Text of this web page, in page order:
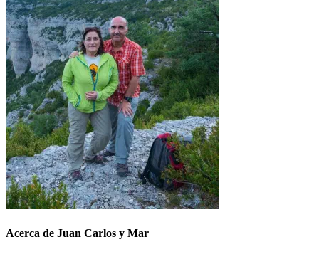
Acerca de Juan Carlos y Mar